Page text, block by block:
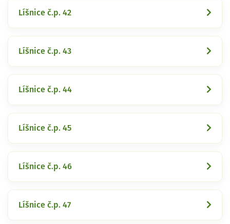
Líšnice č.p. 42
Líšnice č.p. 43
Líšnice č.p. 44
Líšnice č.p. 45
Líšnice č.p. 46
Líšnice č.p. 47